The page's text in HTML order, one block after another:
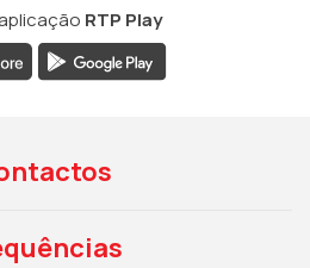
RTP Play